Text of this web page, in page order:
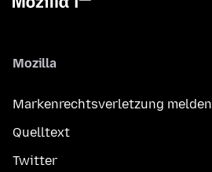
Mozilla
Markenrechtsverletzung melden
Quelltext
Twitter